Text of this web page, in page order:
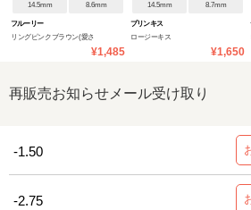
14.5mm 8.6mm
フルーリー
リングピンクブラウン(愛さ
¥1,485
14.5mm 8.7mm
プリンキス
ロージーキス
¥1,650
再販売お知らせメール受け取り
-1.50
-2.75